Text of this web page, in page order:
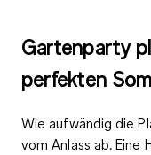
Gartenparty
perfekten
Wie aufwändig die
vom Anlass ab.